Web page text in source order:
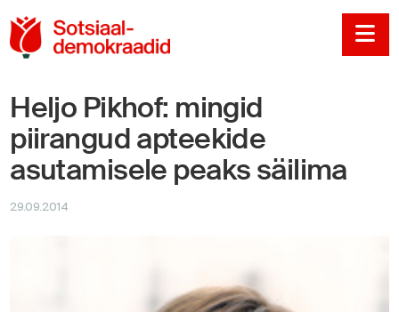
Heljo Pikhof: mingid
piirangud apteekide
asutamisele peaks säilima
29.09.2014